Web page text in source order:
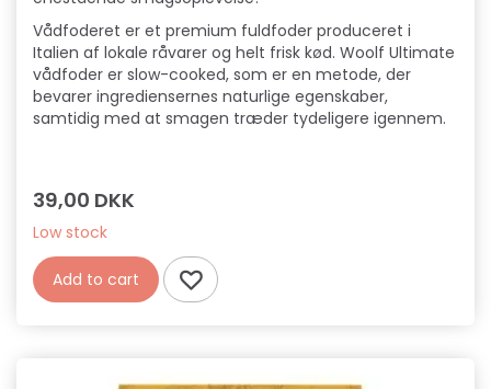
Vådfoderet er et premium fuldfoder produceret i
Italien af lokale råvarer og helt frisk kød. Woolf Ultimate
vådfoder er slow-cooked, som er en metode, der
bevarer ingrediensernes naturlige egenskaber,
samtidig med at smagen træder tydeligere igennem.
39,00 DKK
Low stock
Add to cart